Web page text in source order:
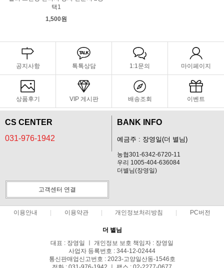
택1
1,500원
공지사항 톡톡상담 1:1문의 마이페이지
상품후기 VIP 게시판 배송조회 이벤트
CS CENTER
031-976-1942
BANK INFO
예금주 : 장영일(더 별님)
농협301-6342-6720-11
우리 1005-404-636084
더별님(장영일)
고객센터 연결
이용안내 이용약관 개인정보처리방침 PC버전
더 별님
대표 : 장영일 ㅣ 개인정보 보호 책임자 : 장영일
사업자 등록번호 : 344-12-02444
통신판매업신고번호 : 2023-고양일산동-1546호